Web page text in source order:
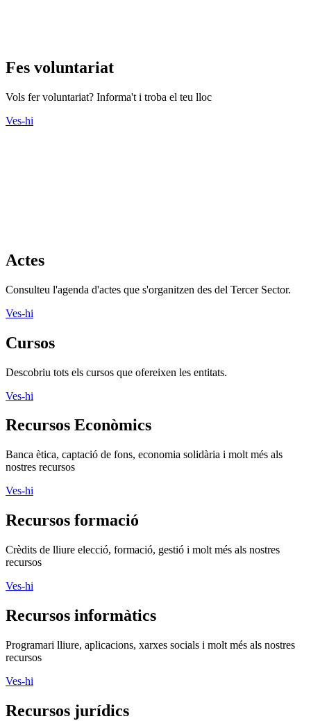
Fes voluntariat
Vols fer voluntariat? Informa't i troba el teu lloc
Ves-hi
Actes
Consulteu l'agenda d'actes que s'organitzen des del Tercer Sector.
Ves-hi
Cursos
Descobriu tots els cursos que ofereixen les entitats.
Ves-hi
Recursos Econòmics
Banca ètica, captació de fons, economia solidària i molt més als
nostres recursos
Ves-hi
Recursos formació
Crèdits de lliure elecció, formació, gestió i molt més als nostres
recursos
Ves-hi
Recursos informàtics
Programari lliure, aplicacions, xarxes socials i molt més als nostres
recursos
Ves-hi
Recursos jurídics